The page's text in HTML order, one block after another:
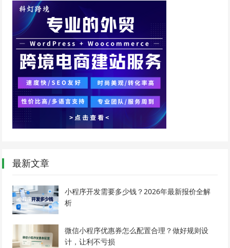
最新文章
小程序开发需要多少钱？2026年最新报价全解
析
微信小程序优惠券怎么配置合理？做好规则设
计，让利不亏损